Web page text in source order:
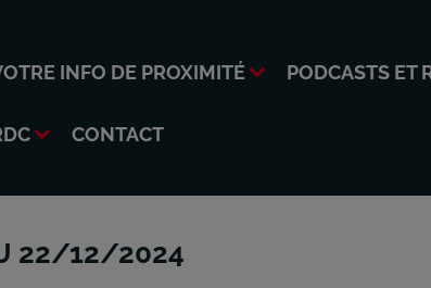
INFO DE PROXIMITÉ PODCASTS ET
CONTACT
22/12/2024